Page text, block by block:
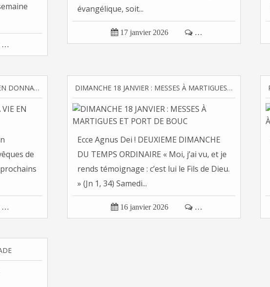
…
évangélique, soit...
 17 janvier 2026  …
ON NE PREND PAS SOIN DE LA VIE EN DONNANT LA MORT
de
…
DIMANCHE 18 JANVIER : MESSES À MARTIGUES ET PORT DE BOUC
Ecce Agnus Dei ! DEUXIEME DIMANCHE
DU TEMPS ORDINAIRE « Moi, j’ai vu, et je
rends témoignage : c’est lui le Fils de Dieu.
» (Jn 1, 34) Samedi...
 16 janvier 2026  …